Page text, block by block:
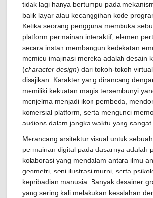
tidak lagi hanya bertumpu pada
balik layar atau kecanggihan kode
Ketika seorang pengguna membuka
platform permainan interaktif, elemen
secara instan membangun kedekatan
memicu imajinasi mereka adalah desain
(character design) dari tokoh-tokoh
disajikan. Karakter yang dirancang
memiliki kekuatan magis tersembunyi
menjelma menjadi ikon pembeda,
komersial platform, serta mengunci
audiens dalam jangka waktu yang sangat
Merancang arsitektur visual untuk
permainan digital pada dasarnya adalah
kolaborasi yang mendalam antara ilmu
geometri, seni ilustrasi murni, serta
kepribadian manusia. Banyak desainer
yang sering kali melakukan kesalahan